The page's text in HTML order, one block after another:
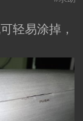
轻易涂掉，